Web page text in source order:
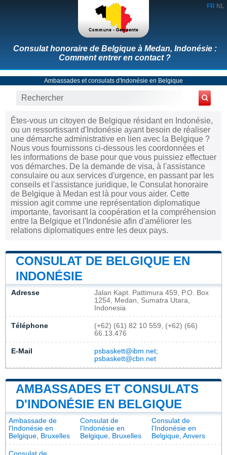
FR NL
Consulat honoraire de Belgique à Medan, Indonésie :
Comment entrer en contact ?
Ambassades et consulats d'Indonésie en Belgique
Êtes-vous un citoyen de Belgique résidant en Indonésie,
ou un ressortissant d'Indonésie ayant besoin de réaliser
une démarche administrative en lien avec la Belgique ?
Nous vous fournissons ci-dessous les coordonnées et
les informations de base pour que vous puissiez effectuer
vos démarches. De la demande de visa, à l'assistance
consulaire ou aux services d'urgence, en passant par les
conseils et l'assistance juridique, le Consulat honoraire
de Belgique à Medan est là pour vous aider. Cette
mission agit comme une représentation diplomatique
importante, favorisant la coopération et la compréhension
entre la Belgique et l'Indonésie afin d'améliorer les
relations diplomatiques entre les deux pays.
CONSULAT DE BELGIQUE EN
INDONÉSIE
Adresse
Jalan Kapt. Pattimura 459, P.O. Box
1254, Medan, Sumatra Utara,
Indonesia
Téléphone
(+62) (61) 82 10 559, (+62) (66)
66.13.476
E-Mail
psbaskett@ibm.net;
psbaskett@cbn.net
AMBASSADES ET CONSULATS
D'INDONÉSIE EN BELGIQUE
Ambassade de
l'Indonésie en
Belgique, Bruxelles
Consulat de
l'Indonésie en
Belgique, Bruxelles
Consulat de
l'Indonésie en
Belgique, Anvers